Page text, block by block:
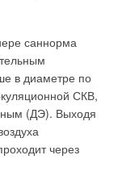
саннорма
в диаметре по
СКВ,
(ДЭ). Выходя
через
вошел в
GmbH), а в
GmbH было
(BoschBuderus
GmbH в